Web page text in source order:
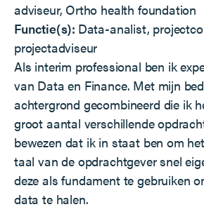
adviseur, Ortho health foundation
Functie(s): Data-analist,
projectadviseur
Als interim professional ben ik
van Data en Finance. Met mijn
achtergrond gecombineerd die ik
groot aantal verschillende
bewezen dat ik in staat ben om
taal van de opdrachtgever snel
deze als fundament te gebruiken
data te halen.